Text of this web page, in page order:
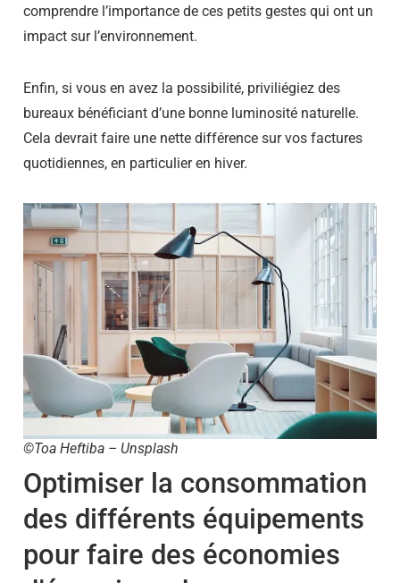
comprendre l’importance de ces petits gestes qui ont un
impact sur l’environnement.
Enfin, si vous en avez la possibilité, priviliégiez des
bureaux bénéficiant d’une bonne luminosité naturelle.
Cela devrait faire une nette différence sur vos factures
quotidiennes, en particulier en hiver.
©Toa Heftiba – Unsplash
Optimiser la consommation
des différents équipements
pour faire des économies